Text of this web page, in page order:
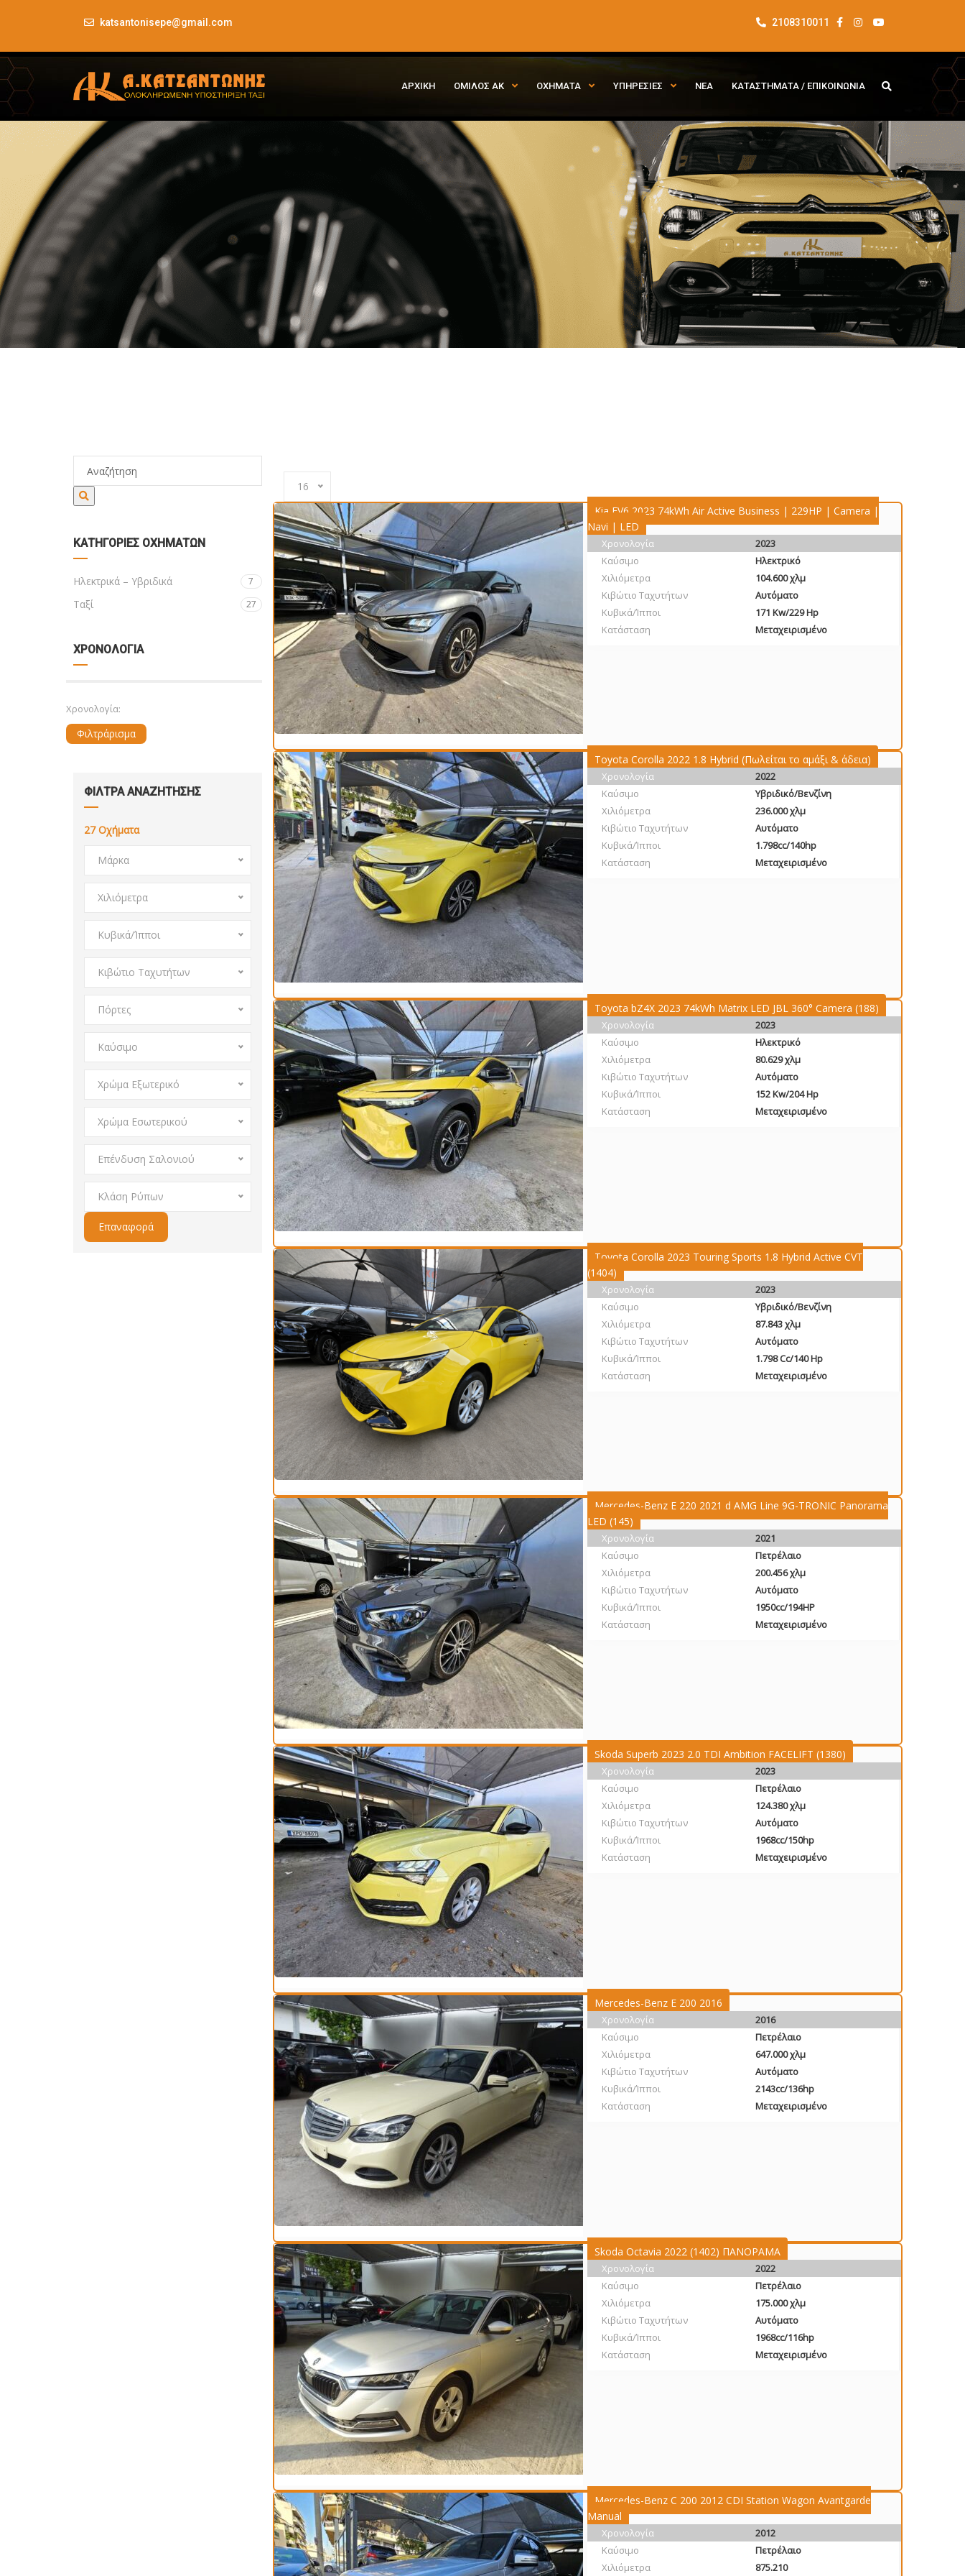
katsantonisepe@gmail.com 2108310011
ΑΡΧΙΚΗ ΟΜΙΛΟΣ ΑΚ ΟΧΗΜΑΤΑ ΥΠΗΡΕΣΙΕΣ ΝΕΑ ΚΑΤΑΣΤΗΜΑΤΑ / ΕΠΙΚΟΙΝΩΝΙΑ
ΚΑΤΗΓΟΡΊΕΣ ΟΧΗΜΆΤΩΝ
Ηλεκτρικά – Υβριδικά 7
Ταξί 27
ΧΡΟΝΟΛΟΓΙΑ
Χρονολογία:
Φιλτράρισμα
ΦΙΛΤΡΑ ΑΝΑΖΗΤΗΣΗΣ
27 Οχήματα
Μάρκα
Χιλιόμετρα
Κυβικά/Ίπποι
Κιβώτιο Ταχυτήτων
Πόρτες
Καύσιμο
Χρώμα Εξωτερικό
Χρώμα Εσωτερικού
Επένδυση Σαλονιού
Κλάση Ρύπων
Επαναφορά
16
Kia EV6 2023 74kWh Air Active Business | 229HP | Camera |
Navi | LED
Χρονολογία
2023
Καύσιμο
Ηλεκτρικό
Χιλιόμετρα
104.600 χλμ
Κιβώτιο Ταχυτήτων
Αυτόματο
Κυβικά/Ίπποι
171 Kw/229 Hp
Κατάσταση
Μεταχειρισμένο
Toyota Corolla 2022 1.8 Hybrid (Πωλείται το αμάξι & άδεια)
Χρονολογία
2022
Καύσιμο
Υβριδικό/Βενζίνη
Χιλιόμετρα
236.000 χλμ
Κιβώτιο Ταχυτήτων
Αυτόματο
Κυβικά/Ίπποι
1.798cc/140hp
Κατάσταση
Μεταχειρισμένο
Toyota bZ4X 2023 74kWh Matrix LED JBL 360° Camera (188)
Χρονολογία
2023
Καύσιμο
Ηλεκτρικό
Χιλιόμετρα
80.629 χλμ
Κιβώτιο Ταχυτήτων
Αυτόματο
Κυβικά/Ίπποι
152 Kw/204 Hp
Κατάσταση
Μεταχειρισμένο
Toyota Corolla 2023 Touring Sports 1.8 Hybrid Active CVT
(1404)
Χρονολογία
2023
Καύσιμο
Υβριδικό/Βενζίνη
Χιλιόμετρα
87.843 χλμ
Κιβώτιο Ταχυτήτων
Αυτόματο
Κυβικά/Ίπποι
1.798 Cc/140 Hp
Κατάσταση
Μεταχειρισμένο
Mercedes-Benz E 220 2021 d AMG Line 9G-TRONIC Panorama
LED (145)
Χρονολογία
2021
Καύσιμο
Πετρέλαιο
Χιλιόμετρα
200.456 χλμ
Κιβώτιο Ταχυτήτων
Αυτόματο
Κυβικά/Ίπποι
1950cc/194HP
Κατάσταση
Μεταχειρισμένο
Skoda Superb 2023 2.0 TDI Ambition FACELIFT (1380)
Χρονολογία
2023
Καύσιμο
Πετρέλαιο
Χιλιόμετρα
124.380 χλμ
Κιβώτιο Ταχυτήτων
Αυτόματο
Κυβικά/Ίπποι
1968cc/150hp
Κατάσταση
Μεταχειρισμένο
Mercedes-Benz E 200 2016
Χρονολογία
2016
Καύσιμο
Πετρέλαιο
Χιλιόμετρα
647.000 χλμ
Κιβώτιο Ταχυτήτων
Αυτόματο
Κυβικά/Ίπποι
2143cc/136hp
Κατάσταση
Μεταχειρισμένο
Skoda Octavia 2022 (1402) ΠΑΝΟΡΑΜΑ
Χρονολογία
2022
Καύσιμο
Πετρέλαιο
Χιλιόμετρα
175.000 χλμ
Κιβώτιο Ταχυτήτων
Αυτόματο
Κυβικά/Ίπποι
1968cc/116hp
Κατάσταση
Μεταχειρισμένο
Mercedes-Benz C 200 2012 CDI Station Wagon Avantgarde
Manual
Χρονολογία
2012
Καύσιμο
Πετρέλαιο
Χιλιόμετρα
875.210